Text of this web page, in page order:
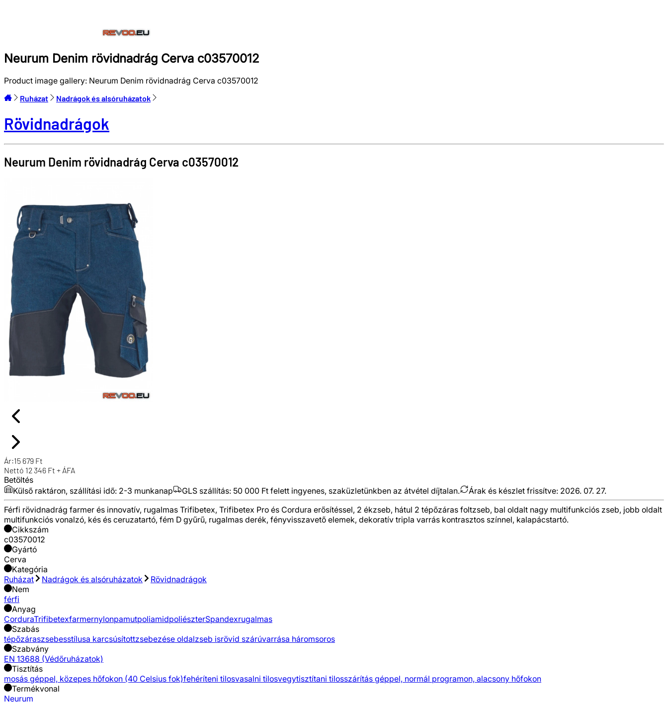
Neurum Denim rövidnadrág Cerva c03570012
Product image gallery: Neurum Denim rövidnadrág Cerva c03570012
Ruházat Nadrágok és alsóruházatok
Rövidnadrágok
Neurum Denim rövidnadrág Cerva c03570012
Ár:15 679 Ft
Nettó 12 346 Ft + ÁFA
Betöltés
Külső raktáron, szállítási idő: 2-3 munkanap GLS szállítás: 50 000 Ft felett ingyenes, szaküzletünkben az átvétel díjtalan. Árak és készlet frissítve: 2026. 07. 27.
Férfi rövidnadrág farmer és innovatív, rugalmas Trifibetex, Trifibetex Pro és Cordura erősítéssel, 2 ékzseb, hátul 2 tépőzáras foltzseb, bal oldalt nagy multifunkciós zseb, jobb oldalt
multifunkciós vonalzó, kés és ceruzatartó, fém D gyűrű, rugalmas derék, fényvisszavető elemek, dekoratív tripla varrás kontrasztos színnel, kalapácstartó.
Cikkszám
c03570012
Gyártó
Cerva
Kategória
Ruházat
Nadrágok és alsóruházatok
Rövidnadrágok
Nem
férfi
Anyag
CorduraTrifibetexfarmernylonpamutpoliamidpoliészterSpandexrugalmas
Szabás
tépőzáraszsebesstílusa karcsúsítottzsebezése oldalzseb isrövid szárúvarrása háromsoros
Szabvány
EN 13688 (Védőruházatok)
Tisztítás
mosás géppel, közepes hőfokon (40 Celsius fok)fehéríteni tilosvasalni tilosvegytisztítani tilosszárítás géppel, normál programon, alacsony hőfokon
Termékvonal
Neurum